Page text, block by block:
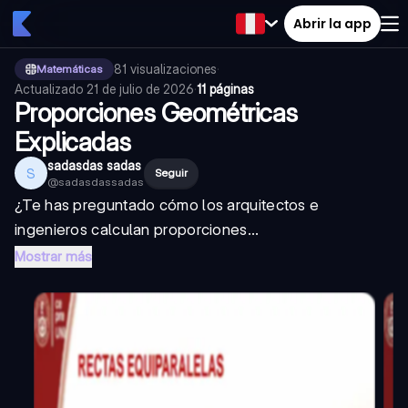
Abrir la app
Matemáticas 81 visualizaciones·
Actualizado 21 de julio de 2026·11 páginas
Proporciones Geométricas
Explicadas
S sadasdas sadas
@sadasdassadas
Seguir
¿Te has preguntado cómo los arquitectos e
ingenieros calculan proporciones...
Mostrar más